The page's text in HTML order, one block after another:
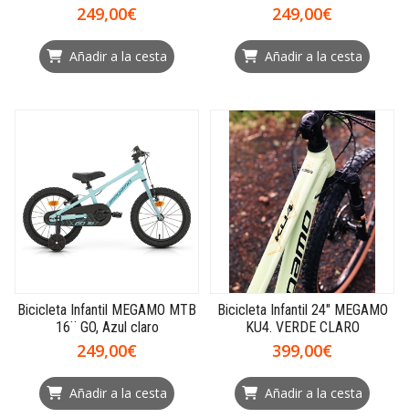
249,00€
Añadir a la cesta
249,00€
Añadir a la cesta
Bicicleta Infantil MEGAMO MTB
16¨ GO, Azul claro
249,00€
Añadir a la cesta
Bicicleta Infantil 24" MEGAMO
KU4. VERDE CLARO
399,00€
Añadir a la cesta